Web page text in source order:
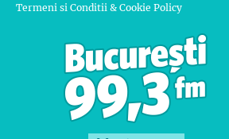
Termeni si Conditii & Cookie Policy